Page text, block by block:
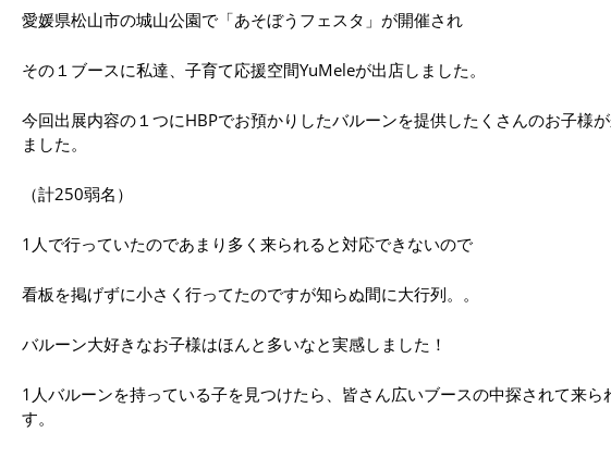
愛媛県松山市の城山公園で「あそぼうフェスタ」が開催され
その１ブースに私達、子育て応援空間YuMeleが出店しました。
今回出展内容の１つにHBPでお預かりしたバルーンを提供したくさんのお子様
ました。
（計250弱名）
1人で行っていたのであまり多く来られると対応できないので
看板を掲げずに小さく行ってたのですが知らぬ間に大行列。。
バルーン大好きなお子様はほんと多いなと実感しました！
1人バルーンを持っている子を見つけたら、皆さん広いブースの中探されて来ら
す。